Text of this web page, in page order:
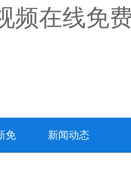
频在线免
免 新闻动态